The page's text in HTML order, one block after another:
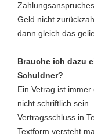
Geld nicht
dann gleich das
Brauche ich dazu
Schuldner?
Ein Vetrag ist
nicht schriftlich
Vertragsschluss in
Textform versteht